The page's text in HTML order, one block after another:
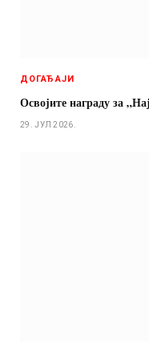
ДОГАЂАЈИ
Освојите награду за
29. ЈУЛ 2026.